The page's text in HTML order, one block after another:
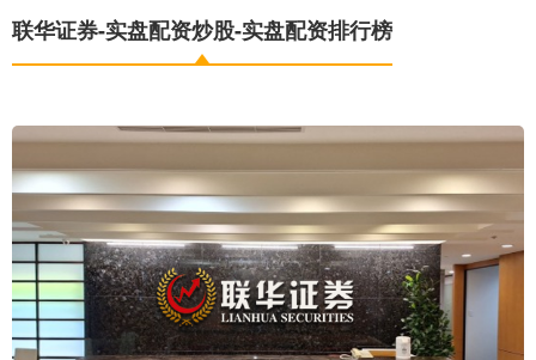
联华证券-实盘配资炒股-实盘配资排行榜